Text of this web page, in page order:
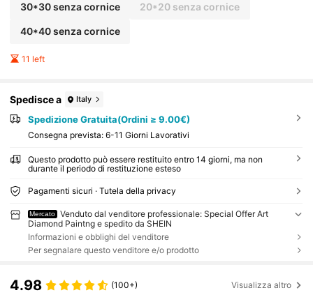
30*30 senza cornice 20*20 senza cornice
40*40 senza cornice
11 left
Spedisce a Italy
Spedizione Gratuita(Ordini ≥ 9.00€)
Consegna prevista: 6-11 Giorni Lavorativi
Questo prodotto può essere restituito entro 14 giorni, ma non
durante il periodo di restituzione esteso
Pagamenti sicuri · Tutela della privacy
Mercato
Venduto dal venditore professionale: Special Offer Art
Diamond Paintng e spedito da SHEIN
Informazioni e obblighi del venditore
Per segnalare questo venditore e/o prodotto
4.98 (100+) Visualizza altro